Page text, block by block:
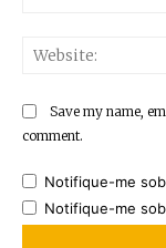
Save my name,
comment.
Notifique-me
Notifique-me